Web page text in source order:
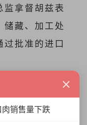
监拿督胡兹表
储藏、加工处
批准的进口
，并致力于
）、
×
销售量下跌